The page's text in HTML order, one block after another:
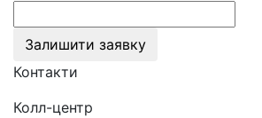
Залишити заявку
Контакти
Колл-центр